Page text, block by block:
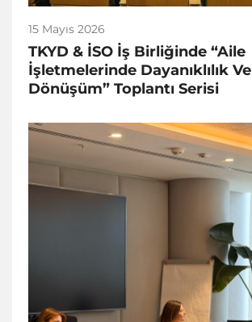
15 Mayıs 2026
TKYD & İSO İş Birliğinde “Aile
İşletmelerinde Dayanıklılık Ve
Dönüşüm” Toplantı Serisi